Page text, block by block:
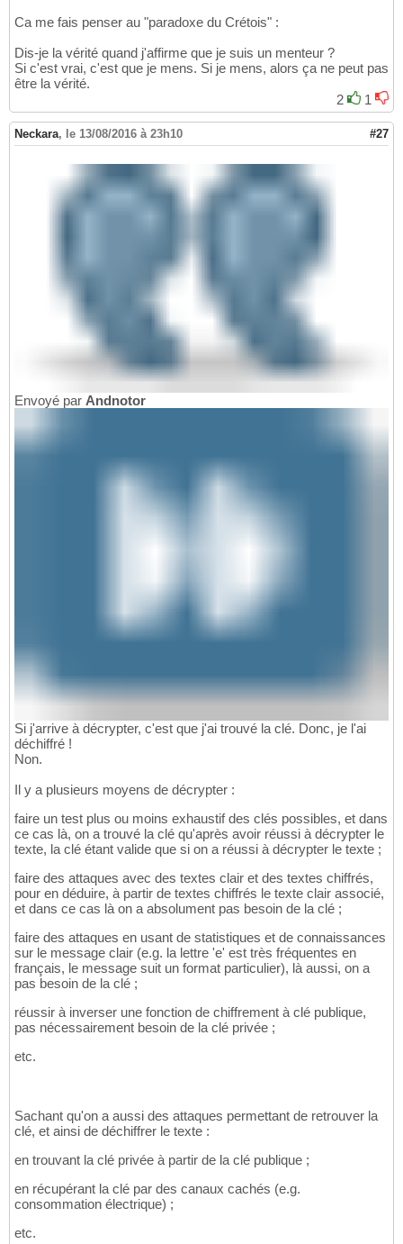
Ca me fais penser au "paradoxe du Crétois" :
Dis-je la vérité quand j'affirme que je suis un menteur ?
Si c'est vrai, c'est que je mens. Si je mens, alors ça ne peut pas
être la vérité.
2
1
Neckara, le 13/08/2016 à 23h10 #27
Envoyé par Andnotor
Si j'arrive à décrypter, c'est que j'ai trouvé la clé. Donc, je l'ai
déchiffré !
Non.
Il y a plusieurs moyens de décrypter :
faire un test plus ou moins exhaustif des clés possibles, et dans
ce cas là, on a trouvé la clé qu'après avoir réussi à décrypter le
texte, la clé étant valide que si on a réussi à décrypter le texte ;
faire des attaques avec des textes clair et des textes chiffrés,
pour en déduire, à partir de textes chiffrés le texte clair associé,
et dans ce cas là on a absolument pas besoin de la clé ;
faire des attaques en usant de statistiques et de connaissances
sur le message clair (e.g. la lettre 'e' est très fréquentes en
français, le message suit un format particulier), là aussi, on a
pas besoin de la clé ;
réussir à inverser une fonction de chiffrement à clé publique,
pas nécessairement besoin de la clé privée ;
etc.
Sachant qu'on a aussi des attaques permettant de retrouver la
clé, et ainsi de déchiffrer le texte :
en trouvant la clé privée à partir de la clé publique ;
en récupérant la clé par des canaux cachés (e.g.
consommation électrique) ;
etc.